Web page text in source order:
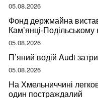
05.08.2026
Фонд держмайна
Кам’янці-
05.08.2026
П’яний водій Audi
05.08.2026
На Хмельниччині
один постраждалий